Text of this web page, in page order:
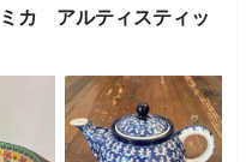
カ アルティスティッ